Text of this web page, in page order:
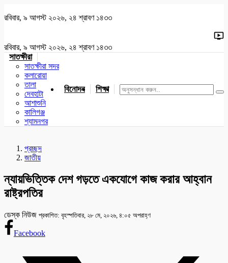
রবিবার, ৯ আগস্ট ২০২৬, ২৪ শ্রাবণ ১৪৩৩
রবিবার, ৯ আগস্ট ২০২৬, ২৪ শ্রাবণ ১৪৩৩
সাতক্ষীরা
সাতক্ষীরা সদর
কলারোয়া
তালা
দেবহাটা
আশাশুনি
কালিগঞ্জ
শ্যামনগর
বিনোদন শিক্ষা খেলাধুলা জাতীয় যশোর
প্রচ্ছদ
জাতীয়
ন্যায়ভিত্তিক দেশ গড়তে একযোগে কাজ করার আহ্বান
রাষ্ট্রপতির
ডেস্ক নিউজ প্রকাশিত: বৃহস্পতিবার, ২৮ মে, ২০২৬, ৪:০৫ অপরাহ্ণ
Facebook